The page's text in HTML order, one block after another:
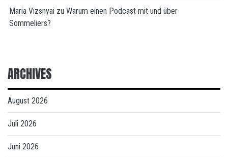
Maria Vizsnyai zu Warum einen Podcast mit und über
Sommeliers?
ARCHIVES
August 2026
Juli 2026
Juni 2026